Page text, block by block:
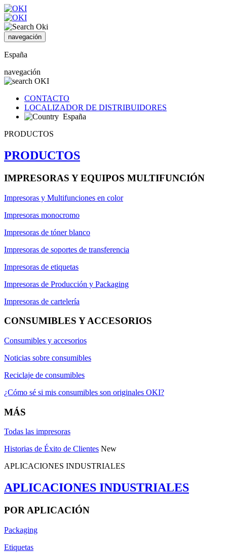
navegación
España
navegación
CONTACTO
LOCALIZADOR DE DISTRIBUIDORES
España
PRODUCTOS
PRODUCTOS
IMPRESORAS Y EQUIPOS MULTIFUNCIÓN
Impresoras y Multifunciones en color
Impresoras monocromo
Impresoras de tóner blanco
Impresoras de soportes de transferencia
Impresoras de etiquetas
Impresoras de Producción y Packaging
Impresoras de cartelería
CONSUMIBLES Y ACCESORIOS
Consumibles y accesorios
Noticias sobre consumibles
Reciclaje de consumibles
¿Cómo sé si mis consumibles son originales OKI?
MÁS
Todas las impresoras
Historias de Éxito de Clientes New
APLICACIONES INDUSTRIALES
APLICACIONES INDUSTRIALES
POR APLICACIÓN
Packaging
Etiquetas